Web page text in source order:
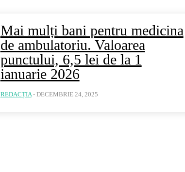
Mai mulți bani pentru medicina
de ambulatoriu. Valoarea
punctului, 6,5 lei de la 1
ianuarie 2026
REDACȚIA - DECEMBRIE 24, 2025